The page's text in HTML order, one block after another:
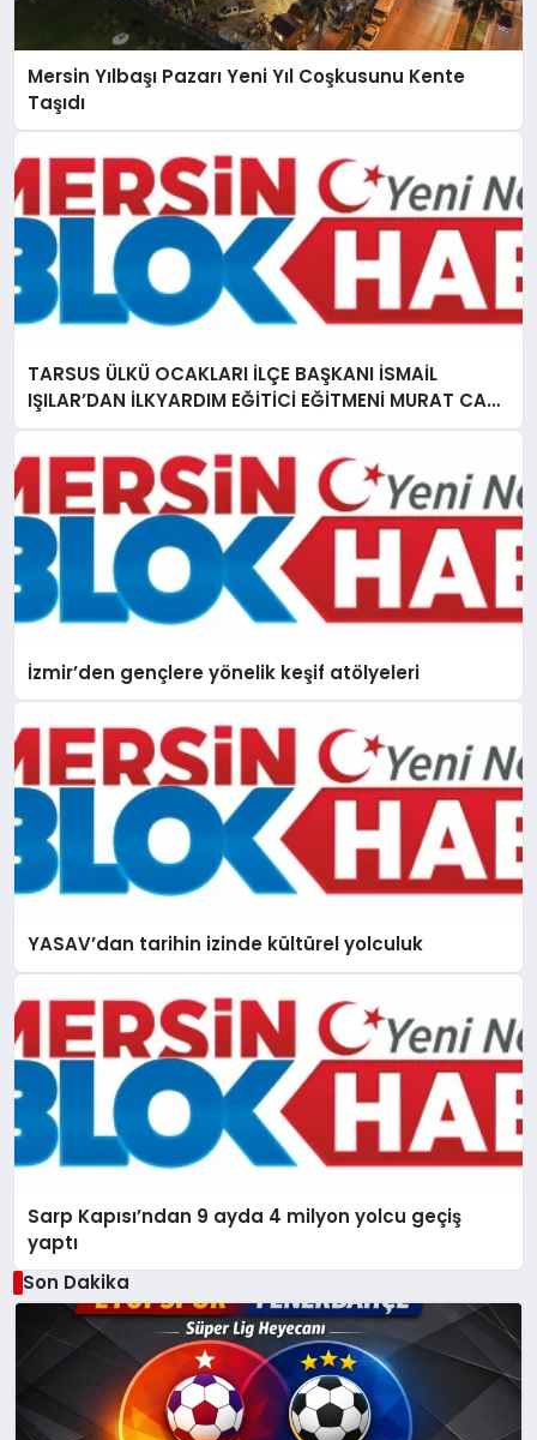
Mersin Yılbaşı Pazarı Yeni Yıl Coşkusunu Kente
Taşıdı
TARSUS ÜLKÜ OCAKLARI İLÇE BAŞKANI İSMAİL
IŞILAR’DAN İLKYARDIM EĞİTİCİ EĞİTMENİ MURAT CAN
FİDAN’A ZİYARET
İzmir’den gençlere yönelik keşif atölyeleri
YASAV’dan tarihin izinde kültürel yolculuk
Sarp Kapısı’ndan 9 ayda 4 milyon yolcu geçiş
yaptı
Son Dakika